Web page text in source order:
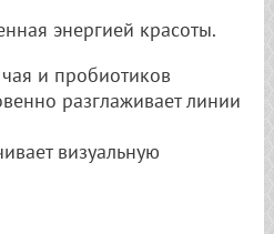
энергией красоты.
и пробиотиков
разглаживает линии
визуальную